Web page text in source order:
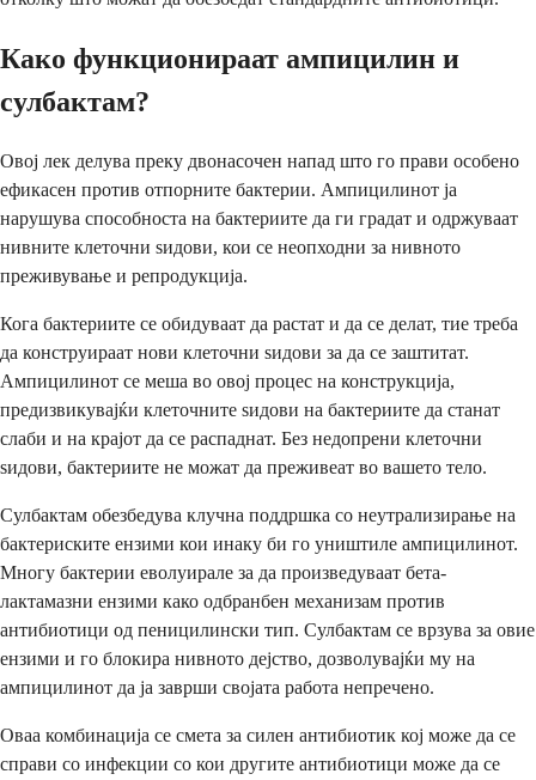
Како функционираат ампицилин и
сулбактам?
Овој лек делува преку двонасочен напад што го прави особено
ефикасен против отпорните бактерии. Ампицилинот ја
нарушува способноста на бактериите да ги градат и одржуваат
нивните клеточни ѕидови, кои се неопходни за нивното
преживување и репродукција.
Кога бактериите се обидуваат да растат и да се делат, тие треба
да конструираат нови клеточни ѕидови за да се заштитат.
Ампицилинот се меша во овој процес на конструкција,
предизвикувајќи клеточните ѕидови на бактериите да станат
слаби и на крајот да се распаднат. Без недопрени клеточни
ѕидови, бактериите не можат да преживеат во вашето тело.
Сулбактам обезбедува клучна поддршка со неутрализирање на
бактериските ензими кои инаку би го уништиле ампицилинот.
Многу бактерии еволуирале за да произведуваат бета-
лактамазни ензими како одбранбен механизам против
антибиотици од пеницилински тип. Сулбактам се врзува за овие
ензими и го блокира нивното дејство, дозволувајќи му на
ампицилинот да ја заврши својата работа непречено.
Оваа комбинација се смета за силен антибиотик кој може да се
справи со инфекции со кои другите антибиотици може да се